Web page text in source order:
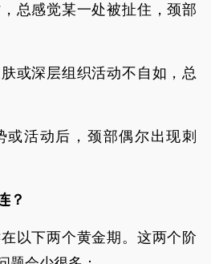
总感觉某一处被扯住，颈部
或深层组织活动不自如，总
或活动后，颈部偶尔出现刺
？
以下两个黄金期。这两个阶